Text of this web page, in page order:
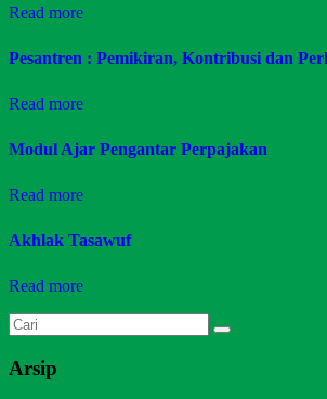
Read more
Pesantren : Pemikiran, Kontribusi dan
Read more
Modul Ajar Pengantar Perpajakan
Read more
Akhlak Tasawuf
Read more
Arsip